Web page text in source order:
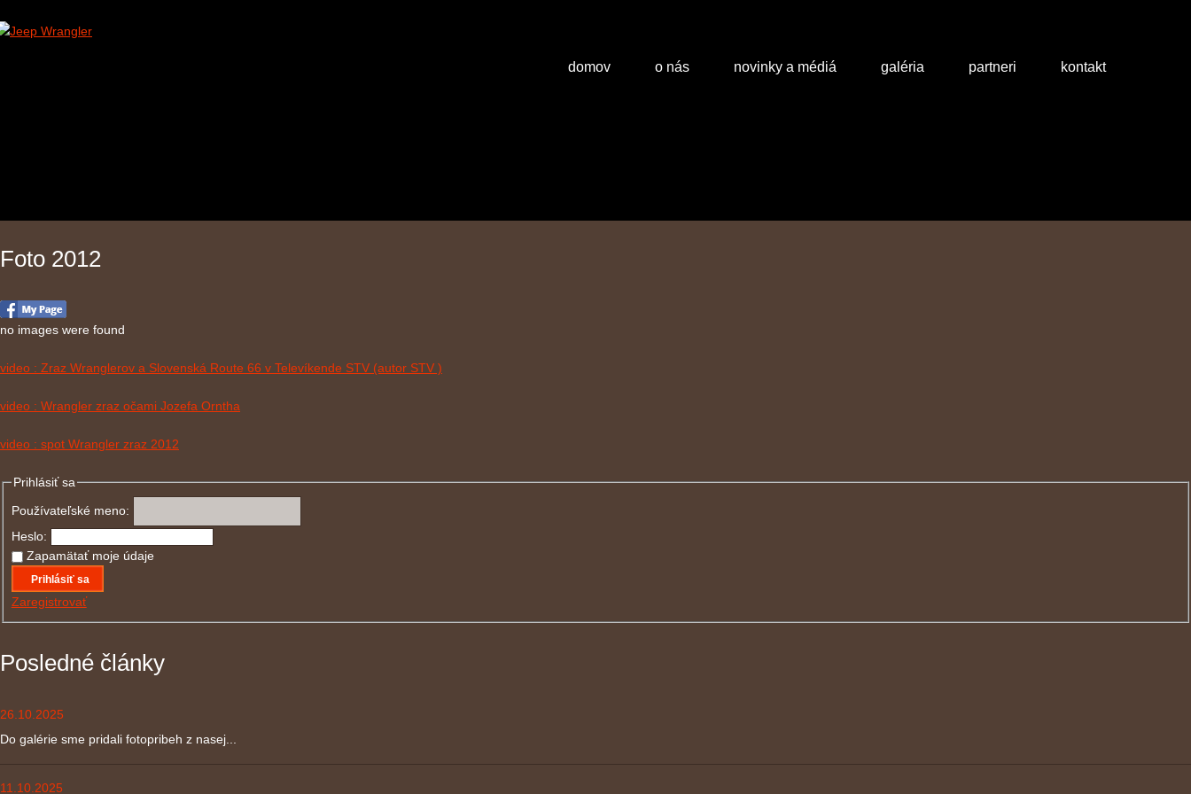
domov o nás novinky a médiá galéria partneri kontakt
Foto 2012
no images were found
video : Zraz Wranglerov a Slovenská Route 66 v Televíkende STV (autor STV )
video : Wrangler zraz očami Jozefa Orntha
video : spot Wrangler zraz 2012
Prihlásiť sa
Používateľské meno:
Heslo:
Zapamätať moje údaje
Prihlásiť sa
Zaregistrovať
Posledné články
26.10.2025
Do galérie sme pridali fotopribeh z nasej...
11.10.2025